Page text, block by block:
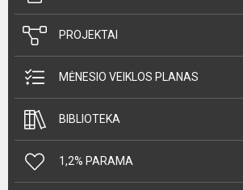
PROJEKTAI
MĖNESIO VEIKLOS PLANAS
BIBLIOTEKA
1,2% PARAMA